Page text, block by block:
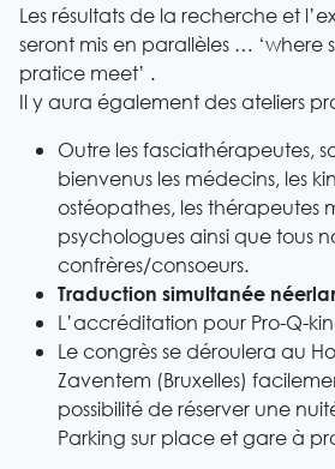
Les résultats de la recherche et
seront mis en parallèles … ‘where
pratice meet’ .
Il y aura également des ateliers
Outre les fasciathérapeutes,
bienvenus les médecins, les
ostéopathes, les thérapeutes
psychologues ainsi que tous
confrères/consoeurs.
Traduction simultanée
L’accréditation pour Pro-Q-
Le congrès se déroulera au
Zaventem (Bruxelles)
possibilité de réserver une
Parking sur place et gare à